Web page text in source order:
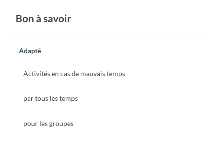
Bon à savoir
Adapté
Activités en cas de mauvais temps
par tous les temps
pour les groupes